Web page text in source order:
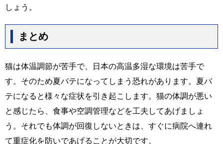
しょう。
まとめ
猫は体温調節が苦手で、日本の高温多湿な環境は苦手で
す。そのため夏バテになってしまう恐れがあります。夏バ
テになると様々な症状を引き起こします。猫の体調が悪い
と感じたら、食事や空調管理などを工夫してあげましょ
う。それでも体調が回復しないときは、すぐに病院へ連れ
て重症化を防いであげることが大切です。